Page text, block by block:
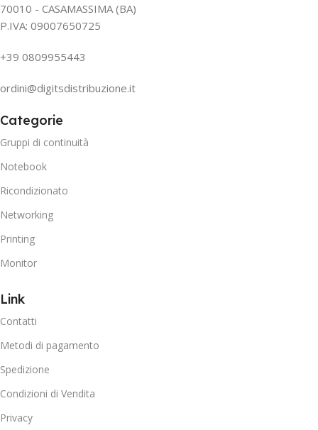
70010 - CASAMASSIMA (BA)
P.IVA: 09007650725
+39 0809955443
ordini@digitsdistribuzione.it
Categorie
Gruppi di continuità
Notebook
Ricondizionato
Networking
Printing
Monitor
Link
Contatti
Metodi di pagamento
Spedizione
Condizioni di Vendita
Privacy